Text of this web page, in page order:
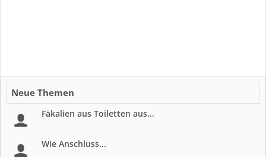
Neue Themen
Fäkalien aus Toiletten aus...
Wie Anschluss...